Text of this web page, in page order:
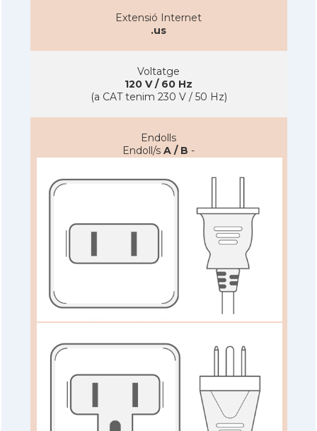
Extensió Internet
.us
Voltatge
120 V / 60 Hz
(a CAT tenim 230 V / 50 Hz)
Endolls
Endoll/s A / B -